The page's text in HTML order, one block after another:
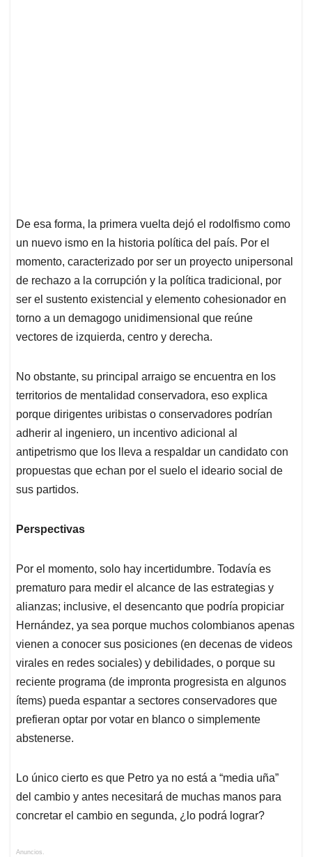
De esa forma, la primera vuelta dejó el rodolfismo como
un nuevo ismo en la historia política del país. Por el
momento, caracterizado por ser un proyecto unipersonal
de rechazo a la corrupción y la política tradicional, por
ser el sustento existencial y elemento cohesionador en
torno a un demagogo unidimensional que reúne
vectores de izquierda, centro y derecha.
No obstante, su principal arraigo se encuentra en los
territorios de mentalidad conservadora, eso explica
porque dirigentes uribistas o conservadores podrían
adherir al ingeniero, un incentivo adicional al
antipetrismo que los lleva a respaldar un candidato con
propuestas que echan por el suelo el ideario social de
sus partidos.
Perspectivas
Por el momento, solo hay incertidumbre. Todavía es
prematuro para medir el alcance de las estrategias y
alianzas; inclusive, el desencanto que podría propiciar
Hernández, ya sea porque muchos colombianos apenas
vienen a conocer sus posiciones (en decenas de videos
virales en redes sociales) y debilidades, o porque su
reciente programa (de impronta progresista en algunos
ítems) pueda espantar a sectores conservadores que
prefieran optar por votar en blanco o simplemente
abstenerse.
Lo único cierto es que Petro ya no está a “media uña”
del cambio y antes necesitará de muchas manos para
concretar el cambio en segunda, ¿lo podrá lograr?
Anuncios.